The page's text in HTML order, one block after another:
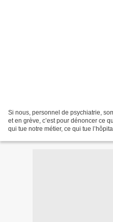
Si nous, personnel de psychiatrie,
et en grève, c’est pour dénoncer ce
qui tue notre métier, ce qui tue